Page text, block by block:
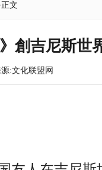
文
創吉尼斯世
:文化联盟网